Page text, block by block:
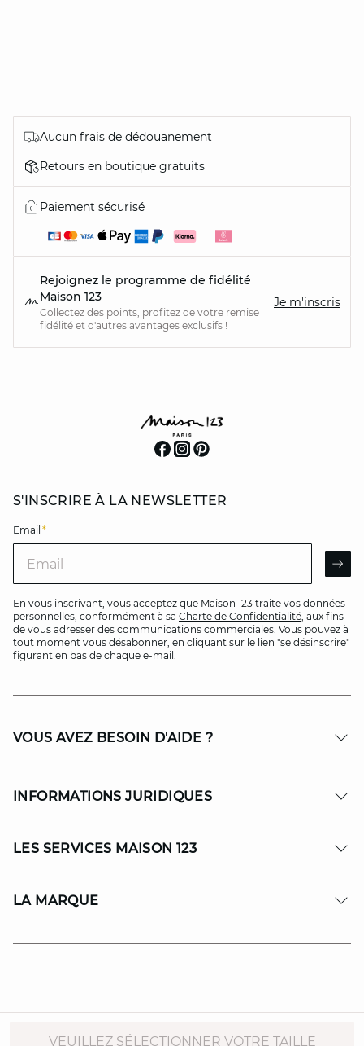
VEUILLEZ SÉLECTIONNER VOTRE TAILLE
Aucun frais de dédouanement
Retours en boutique gratuits
Paiement sécurisé
Rejoignez le programme de fidélité
Maison 123
Collectez des points, profitez de votre remise
fidélité et d'autres avantages exclusifs !
Je m'inscris
S'INSCRIRE À LA NEWSLETTER
Email *
En vous inscrivant, vous acceptez que Maison 123 traite vos données
personnelles, conformément à sa Charte de Confidentialité, aux fins
de vous adresser des communications commerciales. Vous pouvez à
tout moment vous désabonner, en cliquant sur le lien "se désinscrire"
figurant en bas de chaque e-mail.
VOUS AVEZ BESOIN D'AIDE ?
INFORMATIONS JURIDIQUES
LES SERVICES MAISON 123
LA MARQUE
© Copyright 2026 MAISON 123. All Rights reserved.